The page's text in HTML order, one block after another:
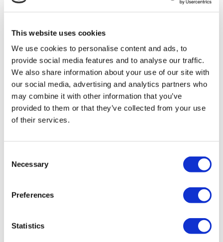
This website uses cookies
We use cookies to personalise content and ads, to
provide social media features and to analyse our traffic.
We also share information about your use of our site with
our social media, advertising and analytics partners who
may combine it with other information that you’ve
provided to them or that they’ve collected from your use
of their services.
Selection
Necessary
Preferences
Statistics
TÜRSAB – Las transacciones en flymedi.com son
viajes de Grupo A registrada en TÜRSAB (Certificado No:
12276).
Todos los tratamientos son realizados por una institución de
salud certificada en turismo de salud.
A Cerca de Nosotros
¿Cómo funciona?
Guía Preoperatoria
Autores & revisores
Flymedi Programa de Referidos
PQRS
Políticas de Privacidad
Términos y Condiciones
Agregue Su Clínica